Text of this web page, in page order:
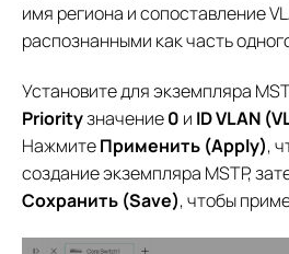
имя региона и сопоставление
распознанными как часть
Установите для экземпляра
Priorityзначение0 и ID VLAN
НажмитеПрименить (Apply),
создание экземпляра MSTP,
Сохранить (Save), чтобы